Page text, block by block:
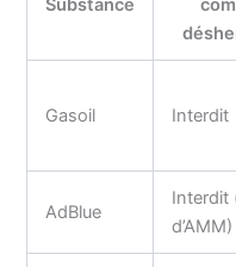
Substance
Gasoil Interdit
AdBlue
Interdit
d’AMM)